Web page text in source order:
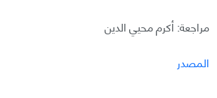
مراجعة: أكرم محيي الدين
المصدر